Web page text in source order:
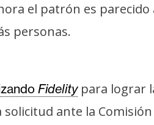
el patrón es parecido
personas.
Fidelitypara lograr
ante la